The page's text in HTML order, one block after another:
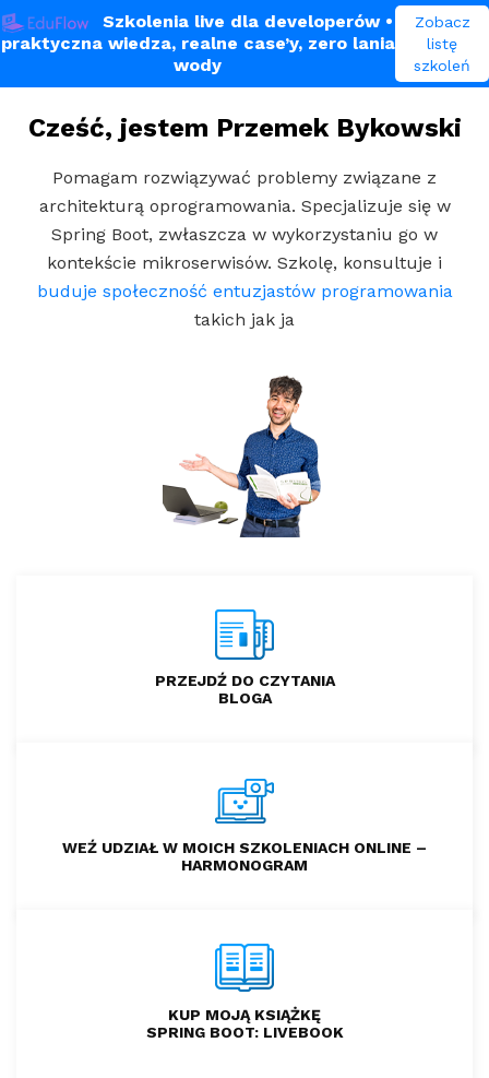
Szkolenia live dla developerów•
praktyczna wiedza, realne case’y, zero lania
wody
Zobacz
listę
szkoleń
Cześć, jestem Przemek Bykowski
Pomagam rozwiązywać problemy związane z
architekturą oprogramowania. Specjalizuje się w
Spring Boot, zwłaszcza w wykorzystaniu go w
kontekście mikroserwisów. Szkolę, konsultuje i
buduje społeczność entuzjastów programowania
takich jak ja
PRZEJDŹ DO CZYTANIA
BLOGA
WEŹ UDZIAŁ W MOICH SZKOLENIACH ONLINE –
HARMONOGRAM
KUP MOJĄ KSIĄŻKĘ
SPRING BOOT: LIVEBOOK